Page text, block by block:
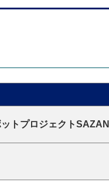
トプロジェクト